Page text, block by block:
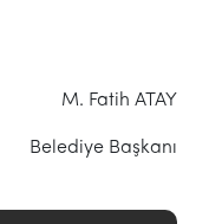
M. Fatih ATAY
Belediye Başkanı